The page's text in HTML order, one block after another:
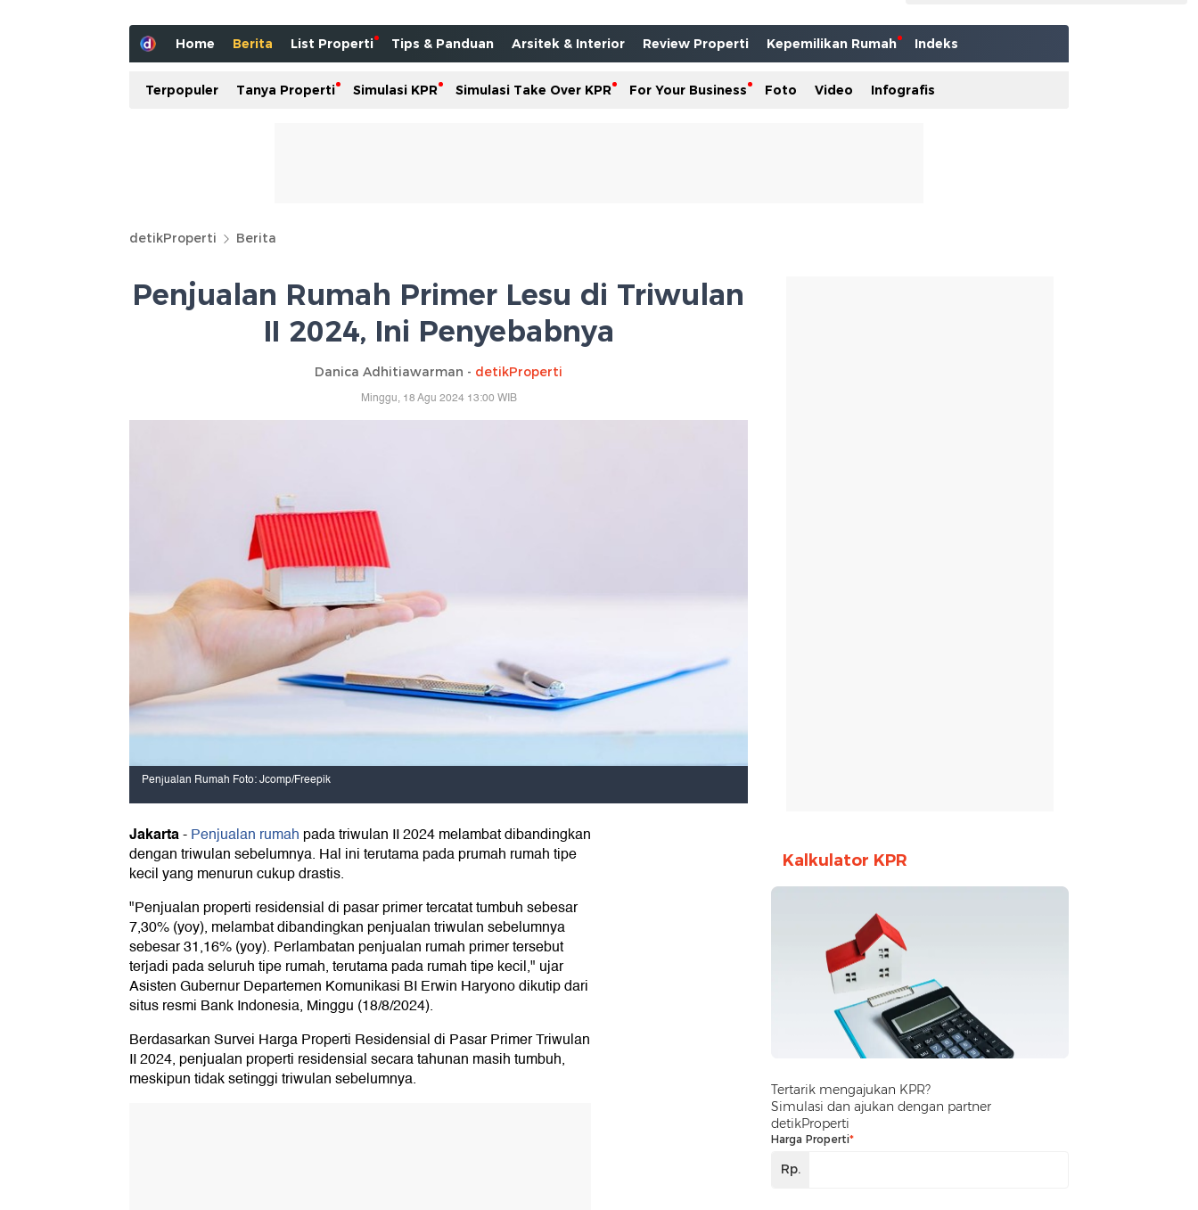
Home Berita List Properti Tips & Panduan Arsitek & Interior Review Properti Kepemilikan Rumah Indeks
Terpopuler Tanya Properti Simulasi KPR Simulasi Take Over KPR For Your Business Foto Video Infografis
detikProperti Berita
Penjualan Rumah Primer Lesu di Triwulan
II 2024, Ini Penyebabnya
Danica Adhitiawarman - detikProperti
Minggu, 18 Agu 2024 13:00 WIB
Penjualan Rumah Foto: Jcomp/Freepik
Jakarta-Penjualan rumah pada triwulan II 2024 melambat dibandingkan
dengan triwulan sebelumnya. Hal ini terutama pada prumah rumah tipe
kecil yang menurun cukup drastis.
"Penjualan properti residensial di pasar primer tercatat tumbuh sebesar
7,30% (yoy), melambat dibandingkan penjualan triwulan sebelumnya
sebesar 31,16% (yoy). Perlambatan penjualan rumah primer tersebut
terjadi pada seluruh tipe rumah, terutama pada rumah tipe kecil," ujar
Asisten Gubernur Departemen Komunikasi BI Erwin Haryono dikutip dari
situs resmi Bank Indonesia, Minggu (18/8/2024).
Berdasarkan Survei Harga Properti Residensial di Pasar Primer Triwulan
II 2024, penjualan properti residensial secara tahunan masih tumbuh,
meskipun tidak setinggi triwulan sebelumnya.
Kalkulator KPR
Tertarik mengajukan KPR?
Simulasi dan ajukan dengan partner
detikProperti
Harga Properti*
Rp.